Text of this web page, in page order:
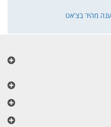
מהיר בצ'אט